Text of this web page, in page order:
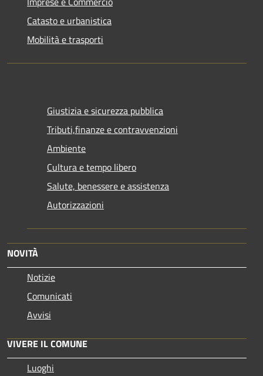
Catasto e urbanistica
Mobilità e trasporti
Giustizia e sicurezza pubblica
Tributi,finanze e contravvenzioni
Ambiente
Cultura e tempo libero
Salute, benessere e assistenza
Autorizzazioni
NOVITÀ
Notizie
Comunicati
Avvisi
VIVERE IL COMUNE
Luoghi